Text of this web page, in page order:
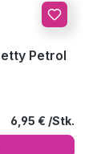
Petrol
Regulärer
6,95 €